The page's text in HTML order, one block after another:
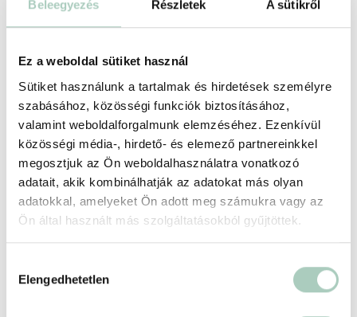
Beleegyezés Részletek A sütikről
Ez a weboldal sütiket használ
Sütiket használunk a tartalmak és hirdetések személyre
szabásához, közösségi funkciók biztosításához,
valamint weboldalforgalmunk elemzéséhez. Ezenkívül
közösségi média-, hirdető- és elemező partnereinkkel
megosztjuk az Ön weboldalhasználatra vonatkozó
adatait, akik kombinálhatják az adatokat más olyan
adatokkal, amelyeket Ön adott meg számukra vagy az
Ön által használt más szolgáltatásokból gyűjtöttek.
kiválasztása
Elengedhetetlen
Kulisszatitkok a sörfőzdéből – főzdetúra
és sörkóstoló
FIRST Craft Beer
1044 Budapest Külső Váci út 83.
1 fő részére - 6 490 Ft
Kosárba
-41 %